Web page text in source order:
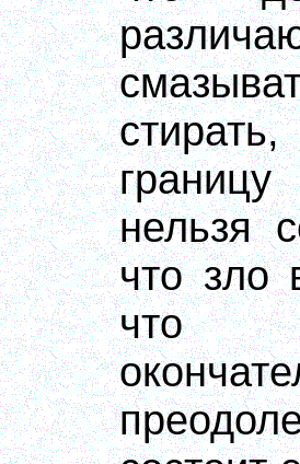
нельзя
что зло
что